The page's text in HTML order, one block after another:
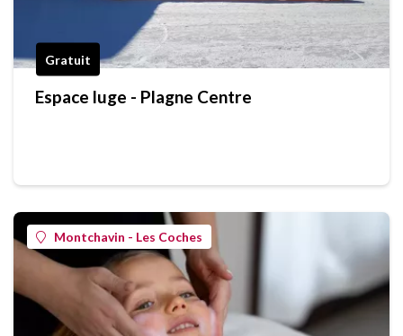
Gratuit
Espace luge - Plagne Centre
Montchavin - Les Coches